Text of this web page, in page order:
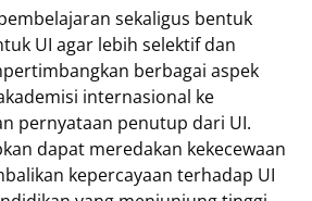
sekaligus bentuk
UI agar lebih selektif dan
berbagai aspek
internasional ke
pernyataan penutup dari UI.
dapat meredakan kekecewaan
kepercayaan terhadap UI